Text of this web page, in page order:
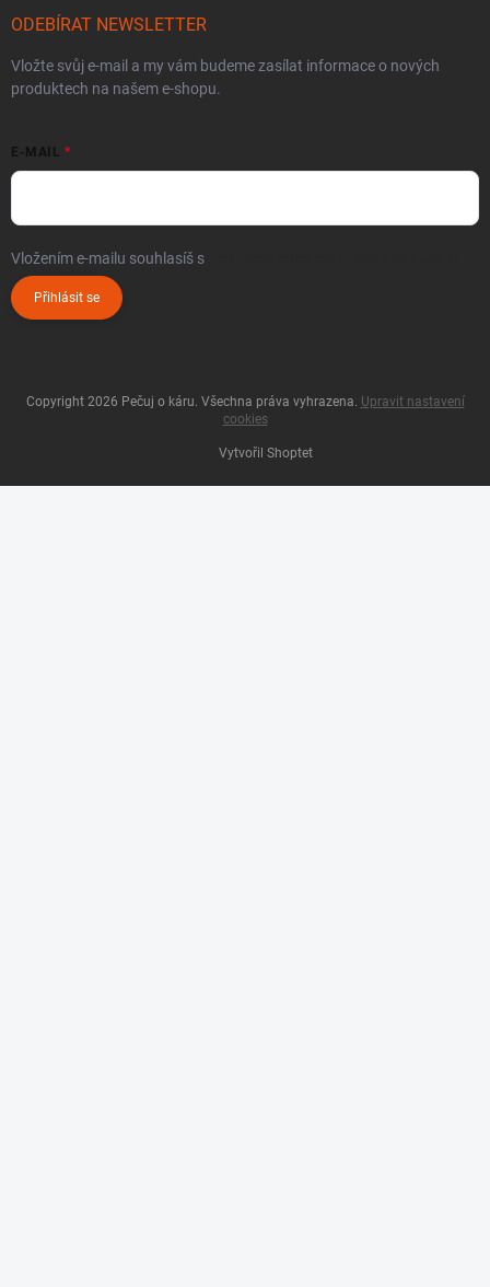
ODEBÍRAT NEWSLETTER
Vložte svůj e-mail a my vám budeme zasílat informace o nových
produktech na našem e-shopu.
E-MAIL
Vložením e-mailu souhlasíš s
Přihlásit se
Vytvořil Shoptet
Copyright 2026 Pečuj o káru . Všechna práva vyhrazena. Upravit nastavení
cookies